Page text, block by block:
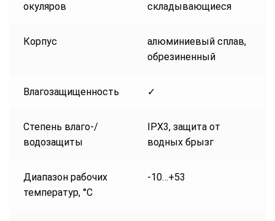
окуляров
складывающиеся
Корпус
алюминиевый сплав,
обрезиненный
Влагозащищенность ✓
Степень влаго-/
водозащиты
IPX3, защита от
водных брызг
Диапазон рабочих
температур, °С
-10…+53